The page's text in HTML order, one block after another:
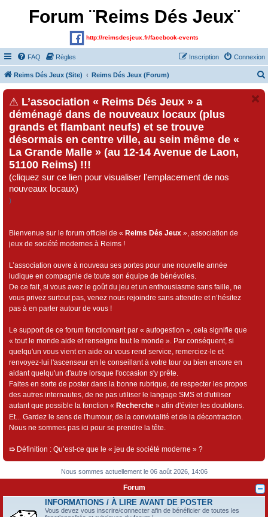
Forum ¨Reims Dés Jeux¨
http://reimsdesjeux.fr/facebook-events
FAQ Règles Connexion
Inscription
Reims Dés Jeux (Site) Reims Dés Jeux (Forum)
⚠ L’association « Reims Dés Jeux » a
déménagé dans de nouveaux locaux (plus
grands et flambant neufs) et se trouve
désormais en centre ville, au sein même de «
La Grande Malle » (au 12-14 Avenue de Laon,
51100 Reims) !!!
(cliquez sur ce lien pour visualiser l'emplacement de nos
nouveaux locaux)
)
Bienvenue sur le forum officiel de « Reims Dés Jeux », association de
jeux de société modernes à Reims !
L’association ouvre à nouveau ses portes pour une nouvelle année
ludique en compagnie de toute son équipe de bénévoles.
De ce fait, si vous avez le goût du jeu et un enthousiasme sans faille, ne
vous privez surtout pas, venez nous rejoindre sans attendre et n’hésitez
pas à en parler autour de vous !
Le support de ce forum fonctionnant par « autogestion », cela signifie que
« tout le monde aide et renseigne tout le monde ». Par conséquent, si
quelqu'un vous vient en aide ou vous rend service, remerciez-le et
renvoyez-lui l'ascenseur en le conseillant à votre tour ou bien encore en
aidant quelqu'un d'autre lorsque l'occasion s'y prête.
Faites en sorte de poster dans la bonne rubrique, de respecter les propos
des autres internautes, de ne pas utiliser le langage SMS et d'utiliser
autant que possible la fonction « Recherche » afin d'éviter les doublons.
Et... Gardez le sens de l'humour, de la convivialité et de la décontraction.
Nous ne sommes pas ici pour se prendre la tête.
➯ Définition : Qu’est-ce que le « jeu de société moderne » ?
Nous sommes actuellement le 06 août 2026, 14:06
Forum
INFORMATIONS / À LIRE AVANT DE POSTER
Vous devez vous inscrire/connecter afin de bénéficier de toutes les